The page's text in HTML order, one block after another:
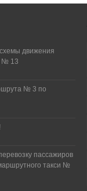
движения
№ 13
№ 3 по
пассажиров
такси №